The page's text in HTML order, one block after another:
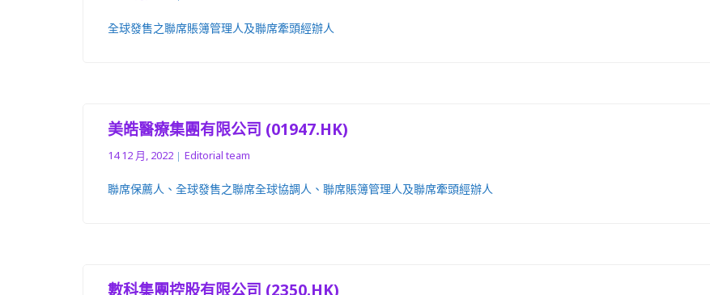
全球發售之聯席賬簿管理人及聯席牽頭經辦人
美皓醫療集團有限公司 (01947.HK)
14 12 月, 2022 Editorial team
聯席保薦人、全球發售之聯席全球協調人、聯席賬簿管理人及聯席牽頭經辦人
數科集團控股有限公司 (2350.HK)